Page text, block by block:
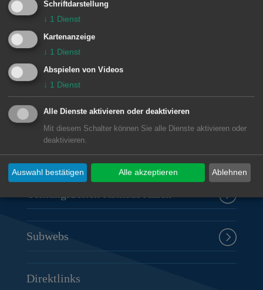
Unsere Anschrift
Rathaus Aalen
Marktplatz 30
73430 Aalen
07361 52-0
Subwebs
Direktlinks
Schriftdarstellung
↓ 1 Dienst
Kartenanzeige
↓ 1 Dienst
Abspielen von Videos
↓ 1 Dienst
Alle Dienste aktivieren oder deaktivieren
Mit diesem Schalter können Sie alle Dienste aktivieren oder
deaktivieren.
Ablehnen
Auswahl bestätigen Alle akzeptieren